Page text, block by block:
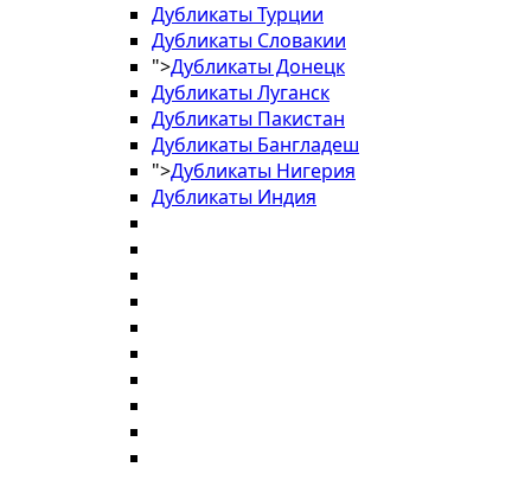
Дубликаты Турции
Дубликаты Словакии
">Дубликаты Донецк
Дубликаты Луганск
Дубликаты Пакистан
Дубликаты Бангладеш
">Дубликаты Нигерия
Дубликаты Индия